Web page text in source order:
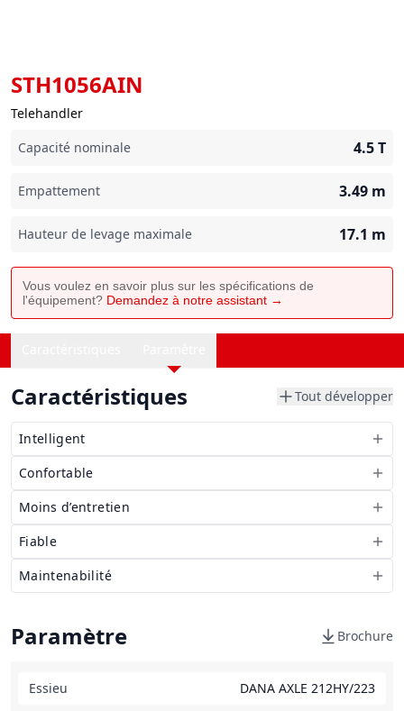
STH1056AIN
Telehandler
Capacité nominale
4.5T
Empattement 3.49 m
Hauteur de levage maximale 17.1 m
Vous voulez en savoir plus sur les spécifications de
l'équipement? Demandez à notre assistant →
Caractéristiques Tout développer
Intelligent
Confortable
Moins d’entretien
Fiable
Maintenabilité
Paramètre Brochure
Essieu DANA AXLE 212HY/223